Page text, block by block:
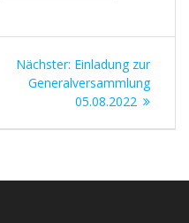
Nächster: Einladung zur
Generalversammlung
05.08.2022